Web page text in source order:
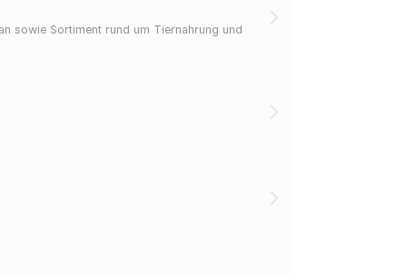
sowie Sortiment rund um Tiernahrung und